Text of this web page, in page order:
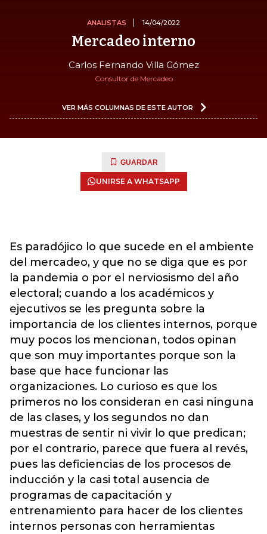
ANALISTAS 14/04/2022
Mercadeo interno
Carlos Fernando Villa Gómez
Consultor de Mercadeo
VER MÁS COLUMNAS DE ESTE AUTOR
GUARDAR
UNIRSE A WHATSAPP
Es paradójico lo que sucede en el ambiente
del mercadeo, y que no se diga que es por
la pandemia o por el nerviosismo del año
electoral; cuando a los académicos y
ejecutivos se les pregunta sobre la
importancia de los clientes internos, porque
muy pocos los mencionan, todos opinan
que son muy importantes porque son la
base que hace funcionar las
organizaciones. Lo curioso es que los
primeros no los consideran en casi ninguna
de las clases, y los segundos no dan
muestras de sentir ni vivir lo que predican;
por el contrario, parece que fuera al revés,
pues las deficiencias de los procesos de
inducción y la casi total ausencia de
programas de capacitación y
entrenamiento para hacer de los clientes
internos personas con herramientas